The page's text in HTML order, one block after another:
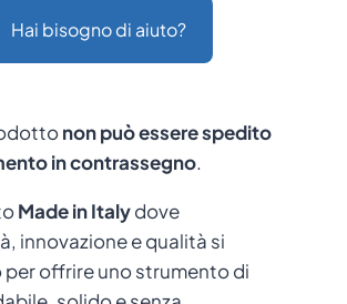
Hai bisogno di aiuto?
non può essere spedito
in contrassegno.
Made in Italydove
innovazione e qualità si
offrire uno strumento di